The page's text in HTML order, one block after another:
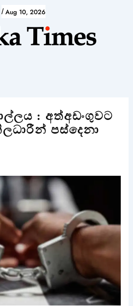
/ Aug 10, 2026
: අත්අඩංගුවට
පස්දෙනා